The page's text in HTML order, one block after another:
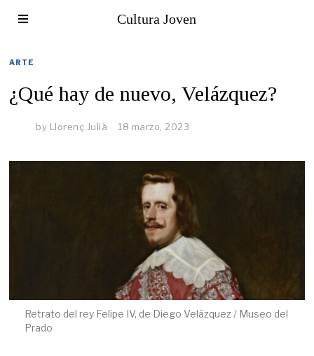
Cultura Joven
ARTE
¿Qué hay de nuevo, Velázquez?
by Llorenç Julià 18 marzo, 2023
Retrato del rey Felipe IV, de Diego Velázquez / Museo del
Prado